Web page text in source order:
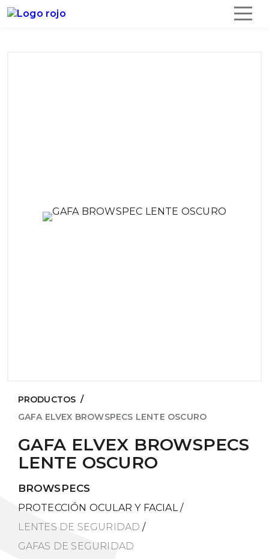
PRODUCTOS /
GAFA ELVEX BROWSPECS LENTE OSCURO
GAFA ELVEX BROWSPECS
LENTE OSCURO
BROWSPECS
PROTECCIÓN OCULAR Y FACIAL /
LENTES DE SEGURIDAD /
GAFAS DE SEGURIDAD